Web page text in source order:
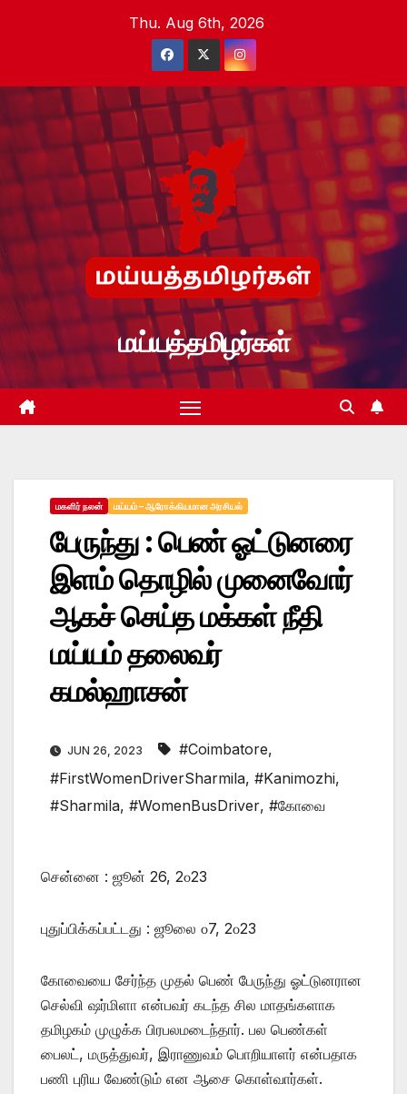
Thu. Aug 6th, 2026
மய்யத்தமிழர்கள்
மகளிர் நலன் மய்யம் – ஆரோக்கியமான அரசியல்
பேருந்து : பெண் ஓட்டுனரை
இளம் தொழில் முனைவோர்
ஆகச் செய்த மக்கள் நீதி
மய்யம் தலைவர்
கமல்ஹாசன்
JUN 26, 2023 #Coimbatore,
#FirstWomenDriverSharmila, #Kanimozhi,
#Sharmila, #WomenBusDriver, #கோவை
சென்னை : ஜூன் 26, 2௦23
புதுப்பிக்கப்பட்டது : ஜூலை ௦7, 2௦23
கோவையை சேர்ந்த முதல் பெண் பேருந்து ஓட்டுனரான
செல்வி ஷர்மிளா என்பவர் கடந்த சில மாதங்களாக
தமிழகம் முழுக்க பிரபலமடைந்தார். பல பெண்கள்
பைலட், மருத்துவர், இராணுவம் பொறியாளர் என்பதாக
பணி புரிய வேண்டும் என ஆசை கொள்வார்கள்.